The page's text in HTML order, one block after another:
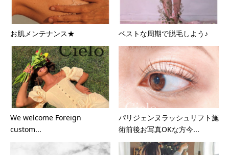
お肌メンテナンス★ ベストな周期で脱毛しよう♪
We welcome Foreign
custom...
パリジェンヌラッシュリフト施
術前後お写真OKな方今...